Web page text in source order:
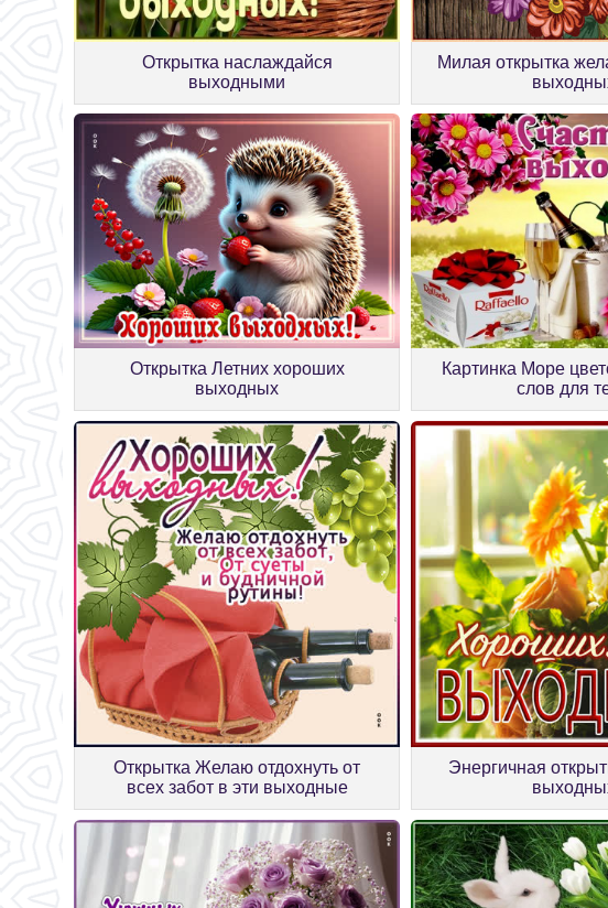
Открытка наслаждайся
выходными
Милая открытка
Открытка Летних хороших
выходных
Картинка Море
слов для
Открытка Желаю отдохнуть от
всех забот в эти выходные
Энергичная